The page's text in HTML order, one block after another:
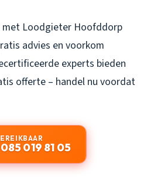
Loodgieter Hoofddorp
advies en voorkom
experts bieden
offerte – handel nu voordat
019 81 05